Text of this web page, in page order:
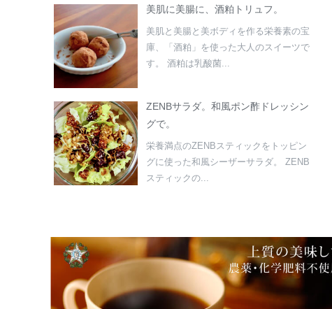
美肌に美腸に、酒粕トリュフ。
美肌と美腸と美ボディを作る栄養素の宝
庫、「酒粕」を使った大人のスイーツで
す。 酒粕は乳酸菌...
ZENBサラダ。和風ポン酢ドレッシン
グで。
栄養満点のZENBスティックをトッピン
グに使った和風シーザーサラダ。 ZENB
スティックの...